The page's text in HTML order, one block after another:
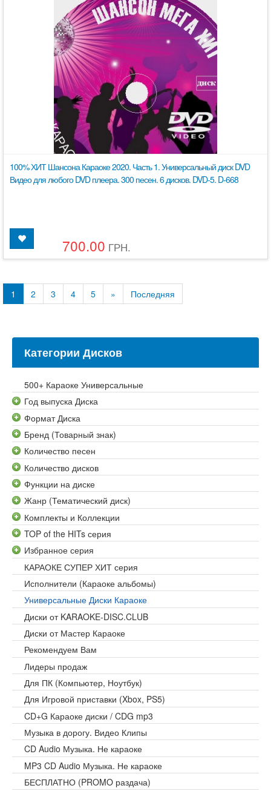
100% ХИТ Шансона Караоке 2020. Часть 1. Универсальный диск DVD
Видео для любого DVD плеера. 300 песен. 6 дисков. DVD-5. D-668
700.00 ГРН.
1 2 3 4 5 » Последняя
Категории Дисков
500+ Караоке Универсальные
Год выпуска Диска
Формат Диска
Бренд (Товарный знак)
Количество песен
Количество дисков
Функции на диске
Жанр (Тематический диск)
Комплекты и Коллекции
TOP of the HITs серия
Избранное серия
КАРАОКЕ СУПЕР ХИТ серия
Исполнители (Караоке альбомы)
Универсальные Диски Караоке
Диски от KARAOKE-DISC.CLUB
Диски от Мастер Караоке
Рекомендуем Вам
Лидеры продаж
Для ПК (Компьютер, Ноутбук)
Для Игровой приставки (Xbox, PS5)
CD+G Караоке диски / CDG mp3
Музыка в дорогу. Видео Клипы
CD Audio Музыка. Не караоке
MP3 CD Audio Музыка. Не караоке
БЕСПЛАТНО (PROMO раздача)